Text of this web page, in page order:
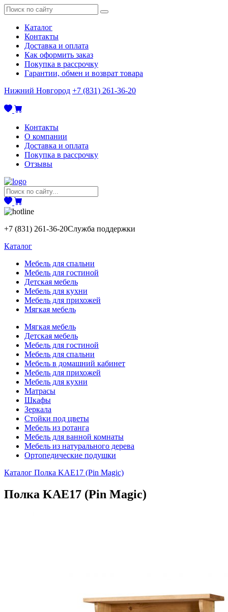
Каталог
Контакты
Доставка и оплата
Как оформить заказ
Покупка в рассрочку
Гарантии, обмен и возврат товара
Нижний Новгород +7 (831) 261-36-20
Контакты
О компании
Доставка и оплата
Покупка в рассрочку
Отзывы
+7 (831) 261-36-20Служба поддержки
Каталог
Мебель для спальни
Мебель для гостиной
Детская мебель
Мебель для кухни
Мебель для прихожей
Мягкая мебель
Мягкая мебель
Детская мебель
Мебель для гостиной
Мебель для спальни
Мебель в домашний кабинет
Мебель для прихожей
Мебель для кухни
Матрасы
Шкафы
Зеркала
Стойки под цветы
Мебель из ротанга
Мебель для ванной комнаты
Мебель из натурального дерева
Ортопедические подушки
Каталог Полка KAE17 (Pin Magic)
Полка KAE17 (Pin Magic)